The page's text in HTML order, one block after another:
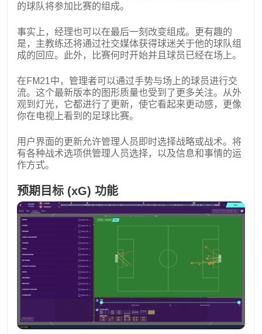
的球队将参加比赛的组成。
事实上，经理也可以在最后一刻改变组成。更有趣的
是，主教练还将通过社交媒体获得球迷关于他的球队组
成的回应。此外，比赛何时开始并且球员已经在场上。
在FM21中，管理者可以通过手势与场上的球员进行交
流。这个最新版本的图形质量也受到了更多关注。从外
观到灯光，它都进行了更新，使它看起来更动感，更像
你在电视上看到的足球比赛。
用户界面的更新允许管理人员即时选择战略或战术。将
有各种战术选项供管理人员选择，以及信息和事情的运
作方式。
预期目标 (xG) 功能